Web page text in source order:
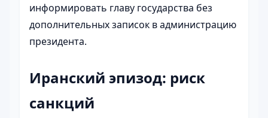
информировать главу государства без
дополнительных записок в администрацию
президента.
Иранский эпизод: риск
санкций